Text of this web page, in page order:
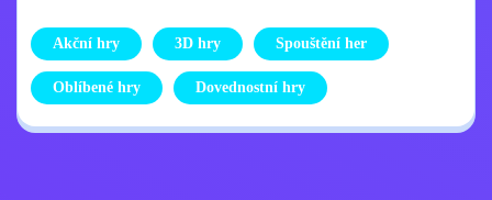
Akční hry 3D hry Spouštění her
Oblíbené hry Dovednostní hry